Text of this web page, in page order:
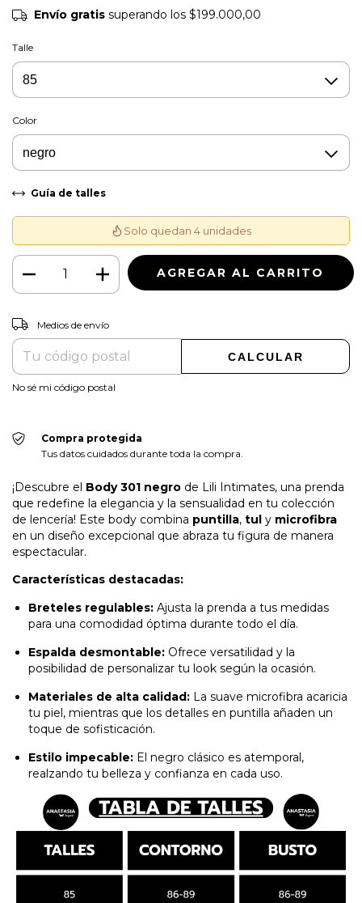
Envío gratis superando los $199.000,00
Talle
Color
Guía de talles
Solo quedan 4 unidades
Entregas para el CP:
Medios de envío
CALCULAR
No sé mi código postal
Compra protegida
Tus datos cuidados durante toda la compra.
¡Descubre el Body 301 negro de Lili Intimates, una prenda
que redefine la elegancia y la sensualidad en tu colección
de lencería! Este body combina puntilla, tul y microfibra
en un diseño excepcional que abraza tu figura de manera
espectacular.
Características destacadas:
Breteles regulables: Ajusta la prenda a tus medidas
para una comodidad óptima durante todo el día.
Espalda desmontable: Ofrece versatilidad y la
posibilidad de personalizar tu look según la ocasión.
Materiales de alta calidad: La suave microfibra acaricia
tu piel, mientras que los detalles en puntilla añaden un
toque de sofisticación.
Estilo impecable: El negro clásico es atemporal,
realzando tu belleza y confianza en cada uso.